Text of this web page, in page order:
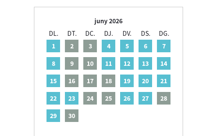
juny 2026
DL.
DT. DC. DJ. DV. DS.
DG.
1
2 3 4 5 6
7
8
9 10 11 12 13
14
15
16 17 18 19 20
21
22
23 24 25 26 27
28
29
30